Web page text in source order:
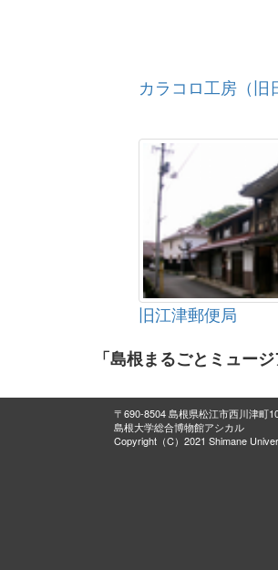
カラコロ工房（旧
旧江津郵便局
「島根まるごとミュー
〒690-8504 島根県松江市西川津町
島根大学総合博物館アシカル
Copyright（C）2021 Shimane